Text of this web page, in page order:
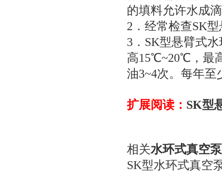
的填料允许水成
2．经常检查SK
3． SK型悬臂式
高15℃~20℃，最
油3~4次。每年
扩展阅读： SK型
相关水环式真空泵
SK型水环式真空